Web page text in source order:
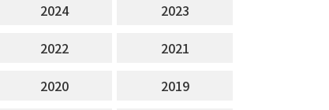
2024
2023
2022
2021
2020
2019